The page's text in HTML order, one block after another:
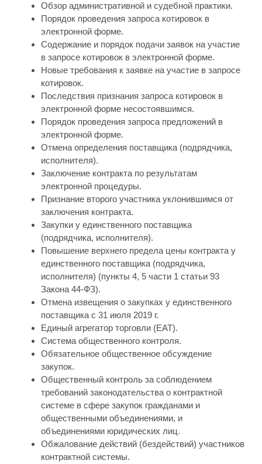
Обзор административной и судебной практики.
Порядок проведения запроса котировок в
электронной форме.
Содержание и порядок подачи заявок на участие
в запросе котировок в электронной форме.
Новые требования к заявке на участие в запросе
котировок.
Последствия признания запроса котировок в
электронной форме несостоявшимся.
Порядок проведения запроса предложений в
электронной форме.
Отмена определения поставщика (подрядчика,
исполнителя).
Заключение контракта по результатам
электронной процедуры.
Признание второго участника уклонившимся от
заключения контракта.
Закупки у единственного поставщика
(подрядчика, исполнителя).
Повышение верхнего предела цены контракта у
единственного поставщика (подрядчика,
исполнителя) (пункты 4, 5 части 1 статьи 93
Закона 44-ФЗ).
Отмена извещения о закупках у единственного
поставщика с 31 июля 2019 г.
Единый агрегатор торговли (ЕАТ).
Система общественного контроля.
Обязательное общественное обсуждение
закупок.
Общественный контроль за соблюдением
требований законодательства о контрактной
системе в сфере закупок гражданами и
общественными объединениями, и
объединениями юридических лиц.
Обжалование действий (бездействий) участников
контрактной системы.